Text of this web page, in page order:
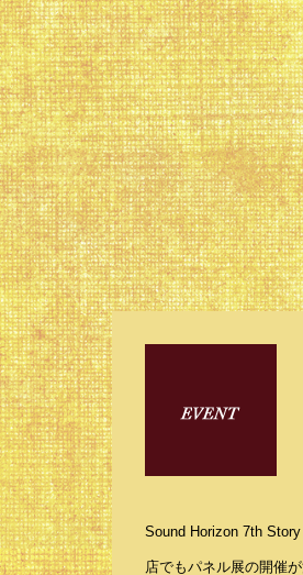
Sound Horizon 7th Story
店でもパネル展の開催